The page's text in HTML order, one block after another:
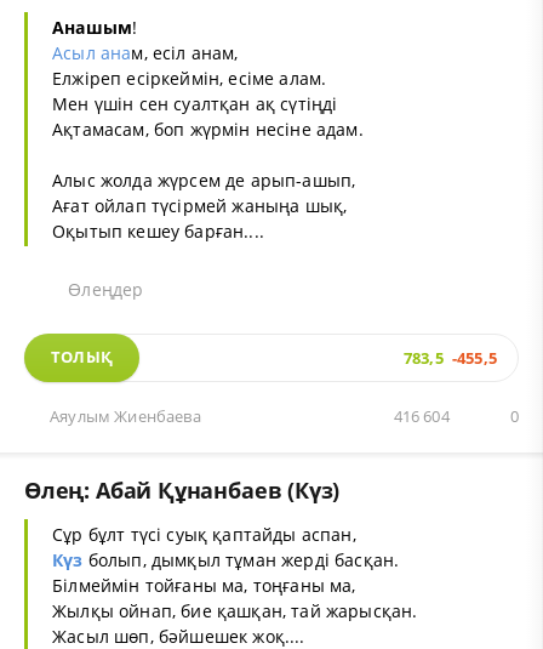
Анашым!
Асыл анам, есіл анам,
Елжіреп есіркеймін, есіме алам.
Мен үшін сен суалтқан ақ сүтіңді
Ақтамасам, боп жүрмін несіне адам.
Алыс жолда жүрсем де арып-ашып,
Ағат ойлап түсірмей жаныңа шық,
Оқытып кешеу барған....
Өлеңдер
ТОЛЫҚ 783,5 -455,5
Аяулым Жиенбаева 0
416 604
Өлең: Абай Құнанбаев (Күз)
Сұр бұлт түсі суық қаптайды аспан,
Күз болып, дымқыл тұман жерді басқан.
Білмеймін тойғаны ма, тоңғаны ма,
Жылқы ойнап, бие қашқан, тай жарысқан.
Жасыл шөп, бәйшешек жоқ....